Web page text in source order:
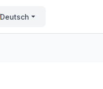
Deutsch